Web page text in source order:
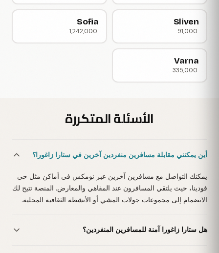
Sliven
91,000
Sofia
1,242,000
Varna
335,000
الأسئلة المتكررة
أين يمكنني مقابلة مسافرين منفردين آخرين في ستارا زاغورا؟
يمكنك التواصل مع مسافرين آخرين عبر نومكس في أماكن مثل حي
فودينا، حيث يلتقي المسافرون عند المقاهي والمعارض. المنصة تتيح لك
الانضمام إلى مجموعات جولات المشي أو الأنشطة الثقافية المحلية.
هل ستارا زاغورا آمنة للمسافرين المنفردين؟